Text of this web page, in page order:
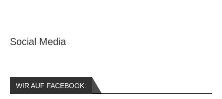
Social Media
WIR AUF FACEBOOK: